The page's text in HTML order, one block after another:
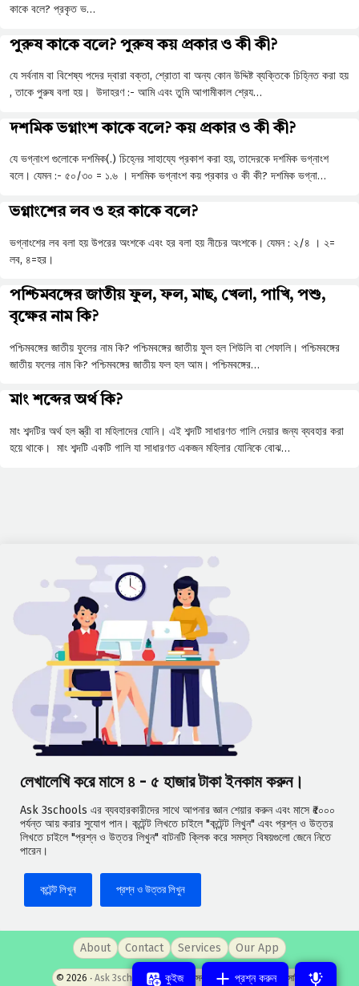
কাকে বলে? প্রকৃত ভ…
পুরুষ কাকে বলে? পুরুষ কয় প্রকার ও কী কী?
যে সর্বনাম বা বিশেষ্য পদের দ্বারা বক্তা, শ্রোতা বা অন্য কোন উদ্দিষ্ট ব্যক্তিকে চিহ্নিত করা হয়
, তাকে পুরুষ বলা হয়। উদাহরণ :- আমি এবং তুমি আগামীকাল শ্রেয…
দশমিক ভগ্নাংশ কাকে বলে? কয় প্রকার ও কী কী?
যে ভগ্নাংশ গুলোকে দশমিক(.) চিহ্নের সাহায্যে প্রকাশ করা হয়, তাদেরকে দশমিক ভগ্নাংশ
বলে। যেমন :- ৫০/৩০ = ১.৬ । দশমিক ভগ্নাংশ কয় প্রকার ও কী কী? দশমিক ভগ্না…
ভগ্নাংশের লব ও হর কাকে বলে?
ভগ্নাংশের লব বলা হয় উপরের অংশকে এবং হর বলা হয় নীচের অংশকে। যেমন : ২/৪ । ২=
লব, ৪=হর।
পশ্চিমবঙ্গের জাতীয় ফুল, ফল, মাছ, খেলা, পাখি, পশু,
বৃক্ষের নাম কি?
পশ্চিমবঙ্গের জাতীয় ফুলের নাম কি? পশ্চিমবঙ্গের জাতীয় ফুল হল শিউলি বা শেফালি। পশ্চিমবঙ্গের
জাতীয় ফলের নাম কি? পশ্চিমবঙ্গের জাতীয় ফল হল আম। পশ্চিমবঙ্গের…
মাং শব্দের অর্থ কি?
মাং শব্দটির অর্থ হল স্ত্রী বা মহিলাদের যোনি। এই শব্দটি সাধারণত গালি দেয়ার জন্য ব্যবহার করা
হয়ে থাকে। মাং শব্দটি একটি গালি যা সাধারণত একজন মহিলার যোনিকে বোঝ…
লেখালেখি করে মাসে ৪ - ৫ হাজার টাকা ইনকাম করুন।
Ask 3schools এর ব্যবহারকারীদের সাথে আপনার জ্ঞান শেয়ার করুন এবং মাসে ₹৫০০০
পর্যন্ত আয় করার সুযোগ পান। কন্টেন্ট লিখতে চাইলে "কন্টেন্ট লিখুন" এবং প্রশ্ন ও উত্তর
লিখতে চাইলে "প্রশ্ন ও উত্তর লিখুন" বাটনটি ক্লিক করে সমস্ত বিষয়গুলো জেনে নিতে
পারেন।
কন্টেন্ট লিখুন প্রশ্ন ও উত্তর লিখুন
About Contact Services Our App
© 2026 ‧ Ask 3schools- পশ্চিমবঙ্গের সবচেয়ে জনপ্রিয় প্রশ্নোত্তর সাইট
কুইজ প্রশ্ন করুন